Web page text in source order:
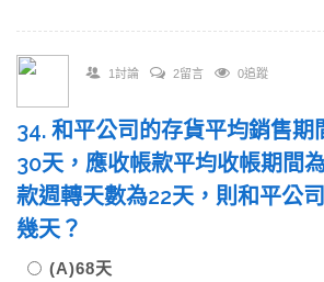
1討論 2留言 0追蹤
34. 和平公司的存貨平均銷售期
30天，應收帳款平均收帳期間
款週轉天數為22天，則和平公
幾天？
(A)68天